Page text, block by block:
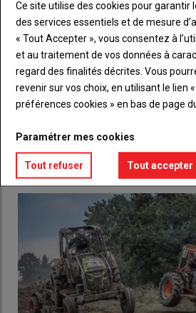
titre
TITRE CRÉEZ UN
BodyChoisissez votre formule
compte pour accéder à
Lien Créez un
LES PLUS LUS
Ce site utilise des cookies pour
des services essentiels et de mesure
« Tout Accepter », vous consentez à
et au traitement de vos données à
regard des finalités décrites. Vous
revenir sur vos choix, en utilisant le lien
préférences cookies » en bas de page
Paramétrer mes cookies
Tout refuser Tout accepter